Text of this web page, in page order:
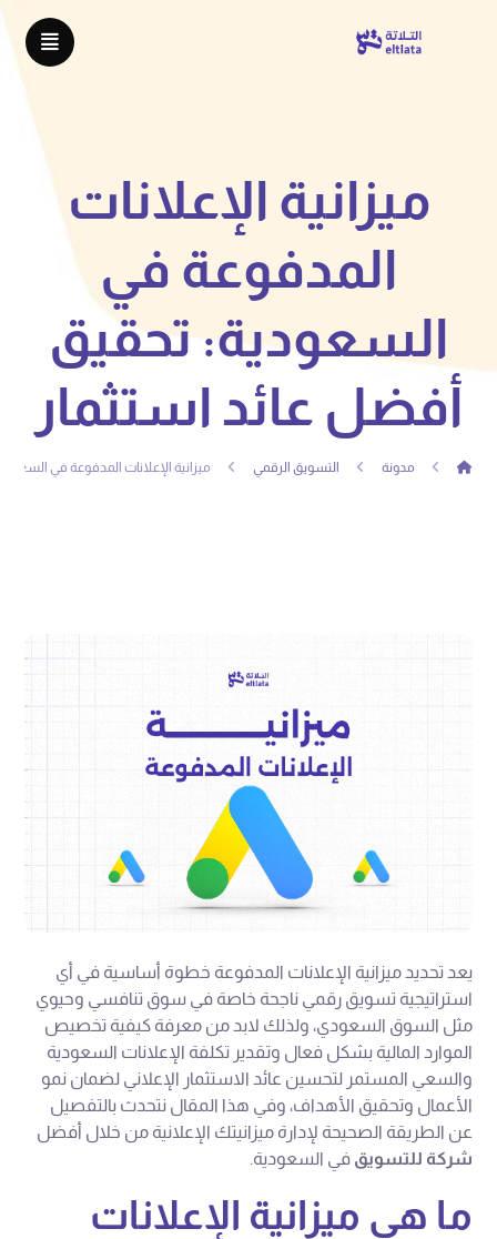
ميزانية الإعلانات
المدفوعة في
السعودية: تحقيق
أفضل عائد استثمار
مدونة التسويق الرقمي ميزانية الإعلانات المدفوعة في
يعد تحديد ميزانية الإعلانات المدفوعة خطوة أساسية في أي
استراتيجية تسويق رقمي ناجحة خاصة في سوق تنافسي وحيوي
مثل السوق السعودي، ولذلك لابد من معرفة كيفية تخصيص
الموارد المالية بشكل فعال وتقدير تكلفة الإعلانات السعودية
والسعي المستمر لتحسين عائد الاستثمار الإعلاني لضمان نمو
الأعمال وتحقيق الأهداف، وفي هذا المقال نتحدث بالتفصيل
عن الطريقة الصحيحة لإدارة ميزانيتك الإعلانية من خلال أفضل
شركة للتسويق في السعودية.
ما هي ميزانية الإعلانات